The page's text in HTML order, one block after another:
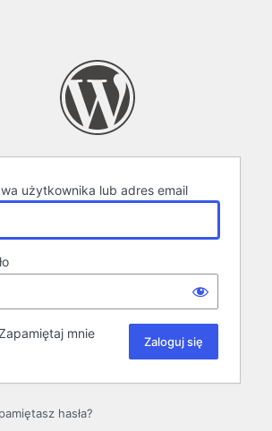
użytkownika lub adres email
mnie
hasła?